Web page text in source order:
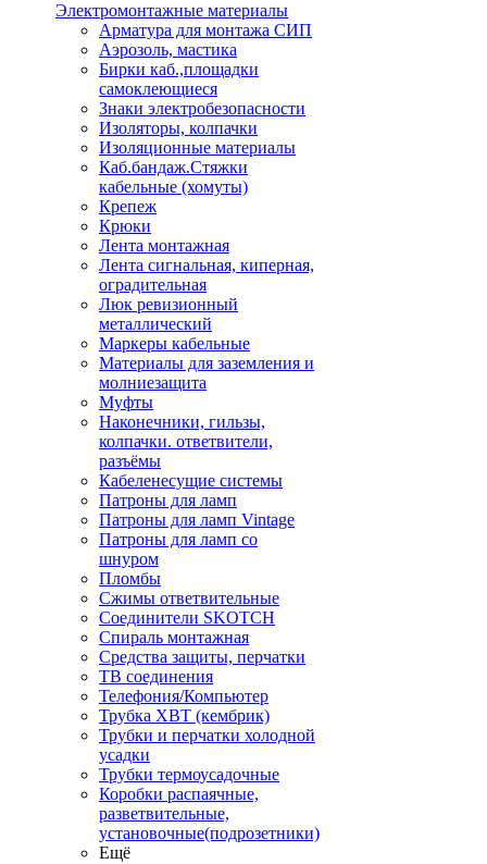
Электромонтажные материалы
Арматура для монтажа СИП
Аэрозоль, мастика
Бирки каб.,площадки
самоклеющиеся
Знаки электробезопасности
Изоляторы, колпачки
Изоляционные материалы
Каб.бандаж.Стяжки
кабельные (хомуты)
Крепеж
Крюки
Лента монтажная
Лента сигнальная, киперная,
оградительная
Люк ревизионный
металлический
Маркеры кабельные
Материалы для заземления и
молниезащита
Муфты
Наконечники, гильзы,
колпачки. ответвители,
разъёмы
Кабеленесущие системы
Патроны для ламп
Патроны для ламп Vintage
Патроны для ламп со
шнуром
Пломбы
Сжимы ответвительные
Соединители SKOTCH
Спираль монтажная
Средства защиты, перчатки
ТВ соединения
Телефония/Компьютер
Трубка ХВТ (кембрик)
Трубки и перчатки холодной
усадки
Трубки термоусадочные
Коробки распаячные,
разветвительные,
установочные(подрозетники)
Ещё